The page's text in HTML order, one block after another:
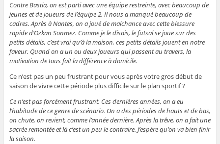
Contre Bastia, on est parti avec une équipe restreinte, avec beaucoup de
jeunes et de joueurs de l’équipe 2. Il nous a manqué beaucoup de
cadres. Après à Nantes, on a joué de malchance avec cette blessure
rapide d’Ozkan Sonmez. Comme je le disais, le futsal se joue sur des
petits détails, c’est vrai qu’à la maison, ces petits détails jouent en notre
faveur. Quand on a un ou deux joueurs qui passent au travers, la
motivation de tous fait la différence à domicile.
Ce n’est pas un peu frustrant pour vous après votre gros début de
saison de vivre cette période plus difficile sur le plan sportif ?
Ce n’est pas forcément frustrant. Ces dernières années, on a eu
l’habitude de ce genre de scénario. On a des périodes de hauts et de bas,
on chute, on revient, comme l’année dernière. Après la trêve, on a fait une
sacrée remontée et là c’est un peu le contraire. J’espère qu’on va bien finir
la saison.